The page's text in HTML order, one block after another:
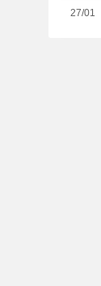
27/01